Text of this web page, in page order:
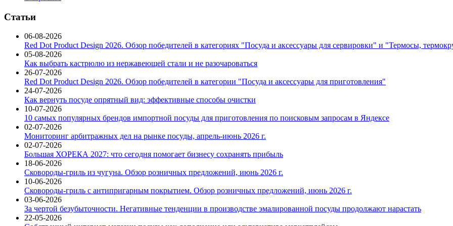
Статьи
06-08-2026
Red Dot Product Design 2026. Обзор победителей в категориях "Посуда и аксессуары для сервировки" и "Термосы,
05-08-2026
Как выбрать кастрюлю из нержавеющей стали и не разочароваться
26-07-2026
Red Dot Product Design 2026. Обзор победителей в категории "Посуда и аксессуары для приготовления"
24-07-2026
Как вернуть посуде опрятный вид: эффективные способы очистки
10-07-2026
10 самых популярных брендов импортной посуды для приготовления по поисковым запросам в Яндексе
02-07-2026
Мониторинг арбитражных дел на рынке посуды, апрель-июнь 2026 г.
02-07-2026
Большая ХОРЕКА 2027: что сегодня помогает бизнесу сохранять прибыль
18-06-2026
Сковороды-гриль из чугуна. Обзор розничных предложений, июнь 2026 г.
10-06-2026
Сковороды-гриль с антипригарным покрытием. Обзор розничных предложений, июнь 2026 г.
03-06-2026
За чертой безубыточности. Негативные тенденции в производстве эмалированной посуды продолжают нарастать
22-05-2026